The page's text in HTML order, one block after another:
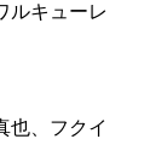
ルキューレ
也、フクイ